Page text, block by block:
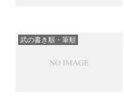
武の書き順・筆順